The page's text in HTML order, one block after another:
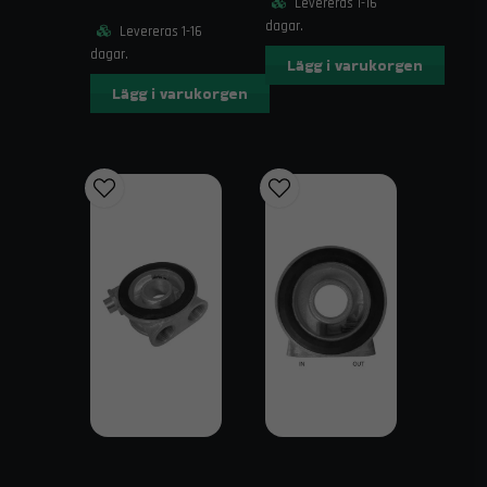
C – Cellpaketets höjd: 88 mm
D – Total höjd: 100 mm
Kompatibilitet
gatbilar
motorinstallationer
Industriella system med mycket begränsat
monteringsutrymme
Alla produkter skickas spårbart och packas säkert.
Levereras 1-16
dagar.
Lägg i varukorgen
Levereras 1-16
dagar.
Lägg i varukorgen